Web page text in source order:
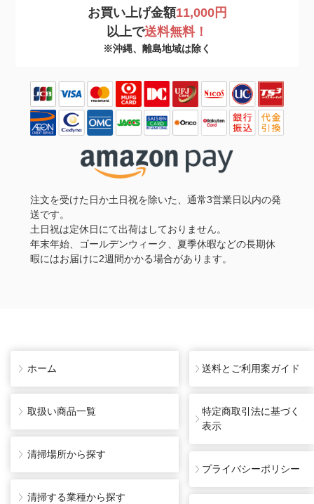
お買い上げ金額11,000円
以上で送料無料！
※沖縄、離島地域は除く
注文を受けた日か土日祝を除いた、通常3営業日以内の発
送です。
土日祝は定休日にて出荷はしておりません。
年末年始、ゴールデンウィーク、夏季休暇などの長期休
暇にはお届けに2週間かかる場合があります。
ホーム
取扱い商品一覧
清掃場所から探す
清掃する業種から探す
送料とご利用案ガイド
特定商取引法に基づく
表示
プライバシーポリシー